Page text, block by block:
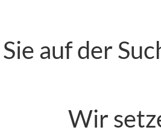
auf der
Wir